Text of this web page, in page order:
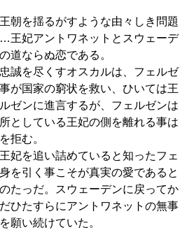
朝を揺るがすような由々しき問題
王妃アントワネットとスウェーデ
道ならぬ恋である。
誠を尽くすオスカルは、フェルゼ
が国家の窮状を救い、ひいては王
ゼンに進言するが、フェルゼンは
としている王妃の側を離れる事は
拒む。
妃を追い詰めていると知ったフェ
を引く事こそが真実の愛であると
たっだ。スウェーデンに戻ってか
ひたすらにアントワネットの無事
願い続けていた。